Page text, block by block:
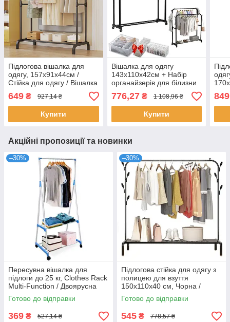
Підлогова вішалка для
одягу, 157х91х44см /
Стійка для одягу / Вішалка
з полицями для взуття
649 ₴ 927,14 ₴
Купити
Вішалка для одягу
143х110х42см + Набір
органайзерів для білизни
3шт / Підлогова стійка для
речей
776,27₴ 1 108,96 ₴
Купити
/
849
Акційні пропозиції та новинки
–30%
Пересувна вішалка для
підлоги до 25 кг, Clothes Rack
Multi-Function / Двоярусна
вішалка для одягу
Готово до відправки
369 ₴ 527,14 ₴
–30%
Підлогова стійка для одягу з
полицею для взуття
150х110х40 см, Чорна /
Одинарна вішалка для одягу
Готово до відправки
545 ₴ 778,57 ₴